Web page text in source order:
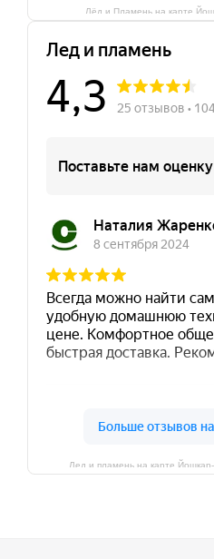
Лёд и Пламень на карте
Лед и пламень на карте